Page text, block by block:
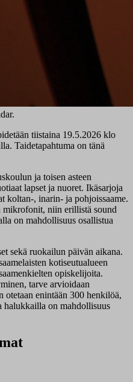
tiistaina 19.5.2026 klo
Taidetapahtuma on tänä
ja toisen asteen
lapset ja nuoret. Ikäsarjoja
koltan-, inarin- ja pohjoissaame.
mikrofonit, niin erillistä sound
on mahdollisuus osallistua
sekä ruokailun päivän aikana.
kotiseutualueen
opiskelijoita.
tarve arvioidaan
otetaan enintään 300 henkilöä,
halukkailla on mahdollisuus